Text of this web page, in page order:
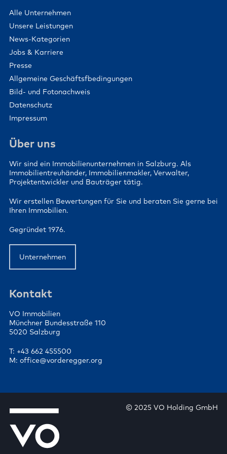
Alle Unternehmen
Unsere Leistungen
News-Kategorien
Jobs & Karriere
Presse
Allgemeine Geschäftsfbedingungen
Bild- und Fotonachweis
Datenschutz
Impressum
Über uns
Wir sind ein Immobilienunternehmen in Salzburg. Als
Immobilientreuhänder, Immobilienmakler, Verwalter,
Projektentwickler und Bauträger tätig.
Wir erstellen Bewertungen für Sie und beraten Sie gerne bei
Ihren Immobilien.
Gegründet 1976.
Unternehmen
Kontakt
VO Immobilien
Münchner Bundesstraße 110
5020 Salzburg
T: +43 662 455500
M: office@vorderegger.org
© 2025 VO Holding GmbH